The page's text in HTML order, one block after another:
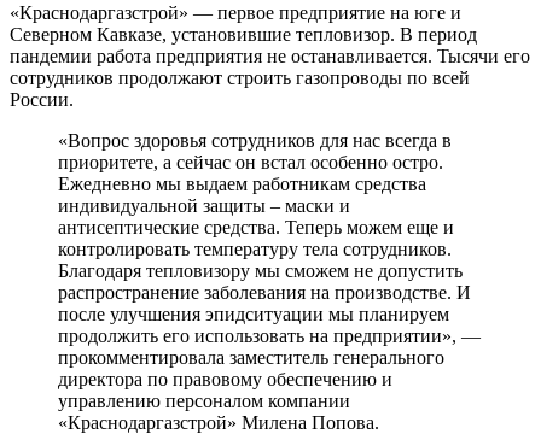
«Краснодаргазстрой» — первое предприятие на юге и
Северном Кавказе, установившие тепловизор. В период
пандемии работа предприятия не останавливается. Тысячи его
сотрудников продолжают строить газопроводы по всей
России.
«Вопрос здоровья сотрудников для нас всегда в
приоритете, а сейчас он встал особенно остро.
Ежедневно мы выдаем работникам средства
индивидуальной защиты – маски и
антисептические средства. Теперь можем еще и
контролировать температуру тела сотрудников.
Благодаря тепловизору мы сможем не допустить
распространение заболевания на производстве. И
после улучшения эпидситуации мы планируем
продолжить его использовать на предприятии», —
прокомментировала заместитель генерального
директора по правовому обеспечению и
управлению персоналом компании
«Краснодаргазстрой» Милена Попова.